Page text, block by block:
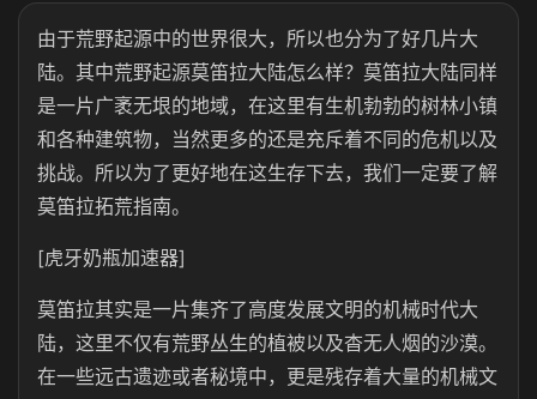
由于荒野起源中的世界很大，所以也分为了好几片大
陆。其中荒野起源莫笛拉大陆怎么样？莫笛拉大陆同样
是一片广袤无垠的地域，在这里有生机勃勃的树林小镇
和各种建筑物，当然更多的还是充斥着不同的危机以及
挑战。所以为了更好地在这生存下去，我们一定要了解
莫笛拉拓荒指南。
[虎牙奶瓶加速器]
莫笛拉其实是一片集齐了高度发展文明的机械时代大
陆，这里不仅有荒野丛生的植被以及杳无人烟的沙漠。
在一些远古遗迹或者秘境中，更是残存着大量的机械文